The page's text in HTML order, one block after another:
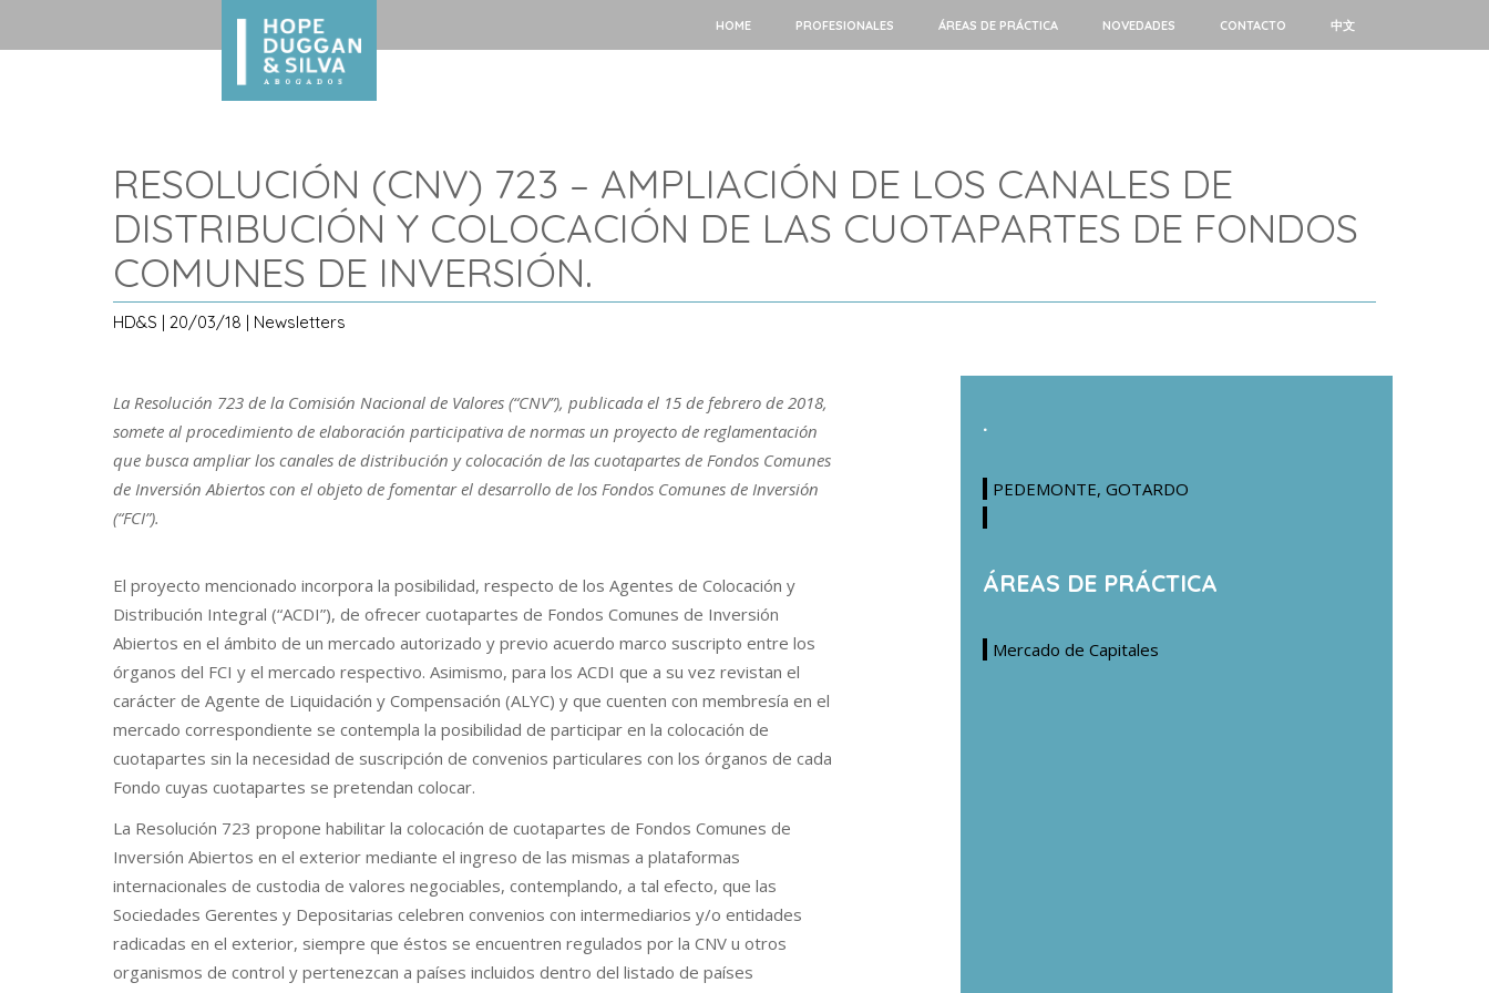
HOME PROFESIONALES ÁREAS DE PRÁCTICA NOVEDADES CONTACTO 中文
RESOLUCIÓN (CNV) 723 – AMPLIACIÓN DE LOS CANALES DE
DISTRIBUCIÓN Y COLOCACIÓN DE LAS CUOTAPARTES DE FONDOS
COMUNES DE INVERSIÓN.
HD&S | 20/03/18 | Newsletters
La Resolución 723 de la Comisión Nacional de Valores (“CNV”), publicada el 15 de febrero de 2018,
somete al procedimiento de elaboración participativa de normas un proyecto de reglamentación
que busca ampliar los canales de distribución y colocación de las cuotapartes de Fondos Comunes
de Inversión Abiertos con el objeto de fomentar el desarrollo de los Fondos Comunes de Inversión
(“FCI”).
El proyecto mencionado incorpora la posibilidad, respecto de los Agentes de Colocación y
Distribución Integral (“ACDI”), de ofrecer cuotapartes de Fondos Comunes de Inversión
Abiertos en el ámbito de un mercado autorizado y previo acuerdo marco suscripto entre los
órganos del FCI y el mercado respectivo. Asimismo, para los ACDI que a su vez revistan el
carácter de Agente de Liquidación y Compensación (ALYC) y que cuenten con membresía en el
mercado correspondiente se contempla la posibilidad de participar en la colocación de
cuotapartes sin la necesidad de suscripción de convenios particulares con los órganos de cada
Fondo cuyas cuotapartes se pretendan colocar.
La Resolución 723 propone habilitar la colocación de cuotapartes de Fondos Comunes de
Inversión Abiertos en el exterior mediante el ingreso de las mismas a plataformas
internacionales de custodia de valores negociables, contemplando, a tal efecto, que las
Sociedades Gerentes y Depositarias celebren convenios con intermediarios y/o entidades
radicadas en el exterior, siempre que éstos se encuentren regulados por la CNV u otros
organismos de control y pertenezcan a países incluidos dentro del listado de países
.
PEDEMONTE, GOTARDO
ÁREAS DE PRÁCTICA
Mercado de Capitales